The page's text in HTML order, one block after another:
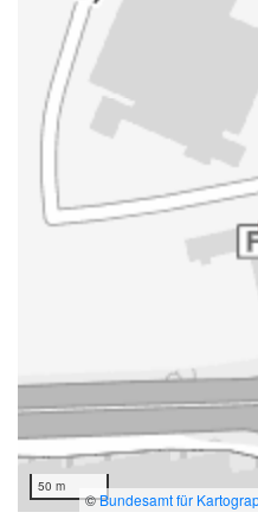
50 m
©Bundesamt für